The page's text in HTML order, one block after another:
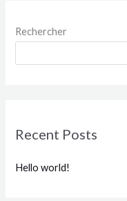
Rechercher
Recent Posts
Hello world!